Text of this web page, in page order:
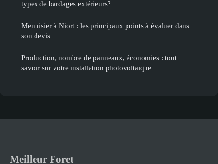
types de bardages extérieurs?
Menuisier à Niort : les principaux points à évaluer dans
son devis
Production, nombre de panneaux, économies : tout
savoir sur votre installation photovoltaïque
Meilleur Foret